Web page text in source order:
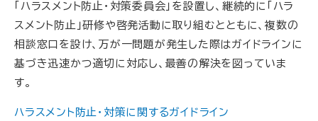
「ハラスメント防止・対策委員会」を設置し、継続的に「ハラ
スメント防止」研修や啓発活動に取り組むとともに、複数の
相談窓口を設け、万が一問題が発生した際はガイドラインに
基づき迅速かつ適切に対応し、最善の解決を図っていま
す。
ハラスメント防止・対策に関するガイドライン